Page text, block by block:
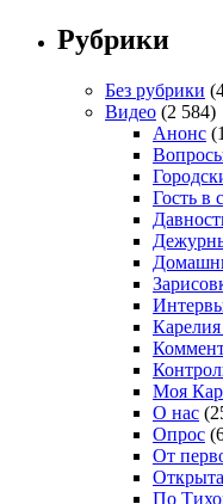
Рубрики
Без рубрики
Видео (2 584)
Анонс
Гость в
Моя
О нас
Опрос
От
По